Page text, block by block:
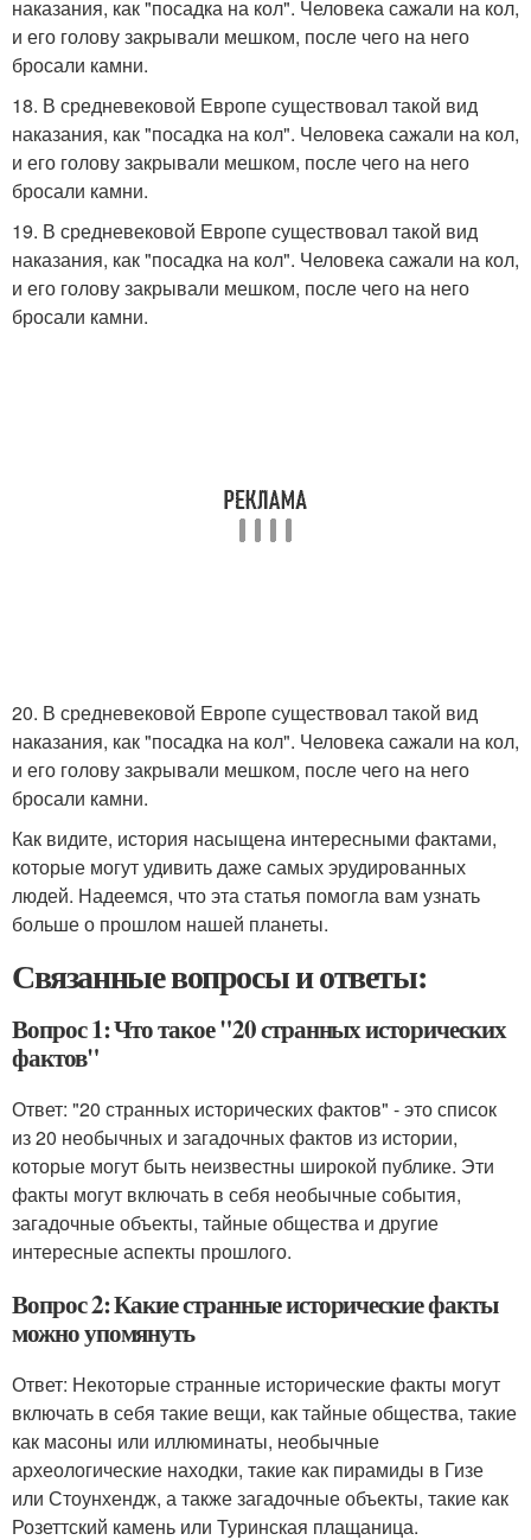
наказания, как "посадка на кол". Человека сажали на кол,
и его голову закрывали мешком, после чего на него
бросали камни.
18. В средневековой Европе существовал такой вид
наказания, как "посадка на кол". Человека сажали на кол,
и его голову закрывали мешком, после чего на него
бросали камни.
19. В средневековой Европе существовал такой вид
наказания, как "посадка на кол". Человека сажали на кол,
и его голову закрывали мешком, после чего на него
бросали камни.
20. В средневековой Европе существовал такой вид
наказания, как "посадка на кол". Человека сажали на кол,
и его голову закрывали мешком, после чего на него
бросали камни.
Как видите, история насыщена интересными фактами,
которые могут удивить даже самых эрудированных
людей. Надеемся, что эта статья помогла вам узнать
больше о прошлом нашей планеты.
Связанные вопросы и ответы:
Вопрос 1: Что такое "20 странных исторических
фактов"
Ответ: "20 странных исторических фактов" - это список
из 20 необычных и загадочных фактов из истории,
которые могут быть неизвестны широкой публике. Эти
факты могут включать в себя необычные события,
загадочные объекты, тайные общества и другие
интересные аспекты прошлого.
Вопрос 2: Какие странные исторические факты
можно упомянуть
Ответ: Некоторые странные исторические факты могут
включать в себя такие вещи, как тайные общества, такие
как масоны или иллюминаты, необычные
археологические находки, такие как пирамиды в Гизе
или Стоунхендж, а также загадочные объекты, такие как
Розеттский камень или Туринская плащаница.